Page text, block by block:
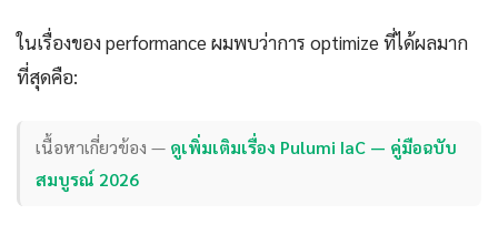
ในเรื่องของ performance ผมพบว่าการ optimize ที่ได้ผลมาก
ที่สุดคือ:
เนื้อหาเกี่ยวข้อง — ดูเพิ่มเติมเรื่อง Pulumi IaC — คู่มือฉบับ
สมบูรณ์ 2026